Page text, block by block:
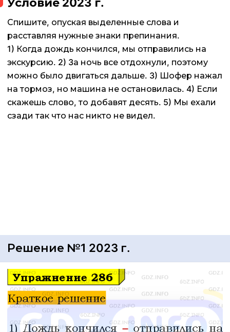
Спишите, опуская выделенные слова и
расставляя нужные знаки препинания.
1) Когда дождь кончился, мы отправились на
экскурсию. 2) 3а ночь все отдохнули, поэтому
можно было двигаться дальше. 3) Шофер нажал
на тормоз, но машина не остановилась. 4) Если
скажешь слово, то добавят десять. 5) Мы ехали
сзади так что нас никто не видел.
Решение №1 2023 г.